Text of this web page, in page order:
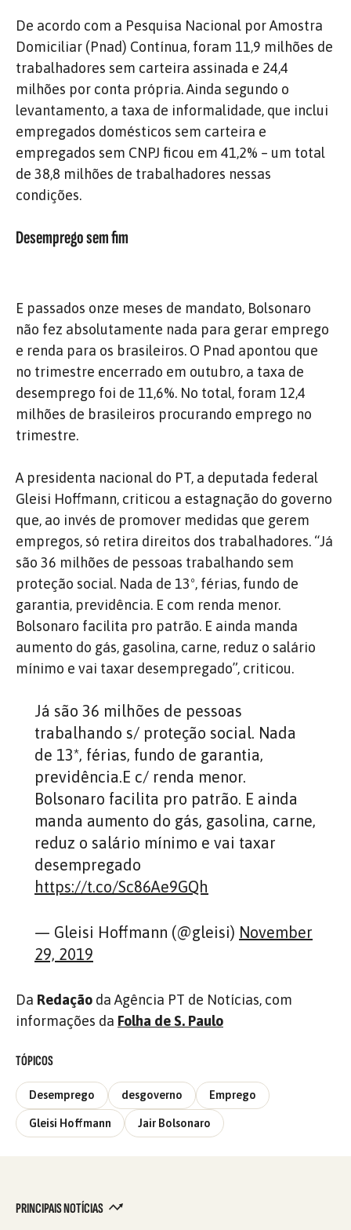
De acordo com a Pesquisa Nacional por Amostra
Domiciliar (Pnad) Contínua, foram 11,9 milhões de
trabalhadores sem carteira assinada e 24,4
milhões por conta própria. Ainda segundo o
levantamento, a taxa de informalidade, que inclui
empregados domésticos sem carteira e
empregados sem CNPJ ficou em 41,2% – um total
de 38,8 milhões de trabalhadores nessas
condições.
Desemprego sem fim
E passados onze meses de mandato, Bolsonaro
não fez absolutamente nada para gerar emprego
e renda para os brasileiros. O Pnad apontou que
no trimestre encerrado em outubro, a taxa de
desemprego foi de 11,6%. No total, foram 12,4
milhões de brasileiros procurando emprego no
trimestre.
A presidenta nacional do PT, a deputada federal
Gleisi Hoffmann, criticou a estagnação do governo
que, ao invés de promover medidas que gerem
empregos, só retira direitos dos trabalhadores. “Já
são 36 milhões de pessoas trabalhando sem
proteção social. Nada de 13º, férias, fundo de
garantia, previdência. E com renda menor.
Bolsonaro facilita pro patrão. E ainda manda
aumento do gás, gasolina, carne, reduz o salário
mínimo e vai taxar desempregado”, criticou.
Já são 36 milhões de pessoas
trabalhando s/ proteção social. Nada
de 13*, férias, fundo de garantia,
previdência.E c/ renda menor.
Bolsonaro facilita pro patrão. E ainda
manda aumento do gás, gasolina, carne,
reduz o salário mínimo e vai taxar
desempregado
https://t.co/Sc86Ae9GQh
— Gleisi Hoffmann (@gleisi) November
29, 2019
Da Redação da Agência PT de Notícias, com
informações da Folha de S. Paulo
TÓPICOS
Desemprego desgoverno Emprego
Gleisi Hoffmann Jair Bolsonaro
PRINCIPAIS NOTÍCIAS